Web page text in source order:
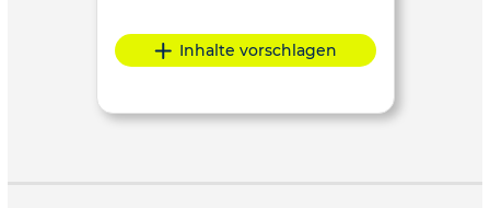
Inhalte vorschlagen